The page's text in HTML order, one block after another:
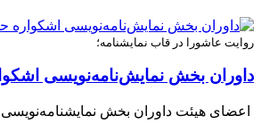
روایت عاشورا در قاب نمایشنامه؛
داوران بخش نمایش‌نامه‌نویسی
اعضای هیئت داوران بخش